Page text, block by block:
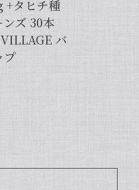
なく使っていました。 バ
+タヒチ種
ズ 30本
バ
プ